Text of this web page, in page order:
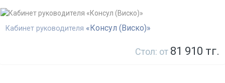
Кабинет руководителя «Консул (Виско)»
Стол: от 81 910 тг.